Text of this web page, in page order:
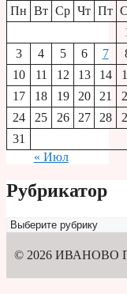
Пн Вт Ср Чт Пт
3
4 5 6 7
10
11 12 13 14
17
18 19 20 21
24
25 26 27 28
31
« Июл
Рубрикатор
Рубрикатор
© 2026 ИВАНОВО